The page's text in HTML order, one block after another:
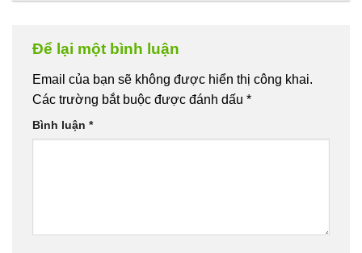
Để lại một bình luận
Email của bạn sẽ không được hiển thị công khai.
Các trường bắt buộc được đánh dấu *
Bình luận *